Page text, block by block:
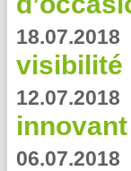
18.07.2018
visibilité
12.07.2018
06.07.2018